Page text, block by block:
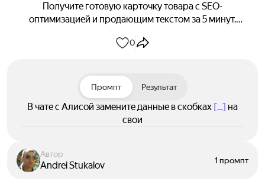
Получите готовую карточку товара с SEO-
оптимизацией и продающим текстом за 5 минут.
уже сегодня!
0
Промпт Результат
В чате с Алисой замените данные в скобках [...] на
свои
Автор
Andrei Stukalov 1 промпт